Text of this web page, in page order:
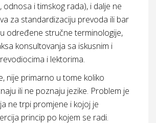
odnosa i timskog rada), i dalje ne
za standardizaciju prevoda ili bar
određene stručne terminologije,
konsultovanja sa iskusnim i
i lektorima.
nije primarno u tome koliko
ili ne poznaju jezike. Problem je
ne trpi promjene i kojoj je
princip po kojem se radi.